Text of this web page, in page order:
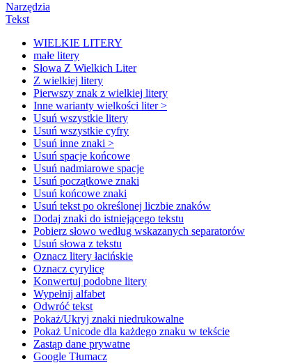
Narzędzia
Tekst
WIELKIE LITERY
małe litery
Słowa Z Wielkich Liter
Z wielkiej litery
Pierwszy znak z wielkiej litery
Inne warianty wielkości liter >
Usuń wszystkie litery
Usuń wszystkie cyfry
Usuń inne znaki >
Usuń spacje końcowe
Usuń nadmiarowe spacje
Usuń początkowe znaki
Usuń końcowe znaki
Usuń tekst po określonej liczbie znaków
Dodaj znaki do istniejącego tekstu
Pobierz słowo według wskazanych separatorów
Usuń słowa z tekstu
Oznacz litery łacińskie
Oznacz cyrylicę
Konwertuj podobne litery
Wypełnij alfabet
Odwróć tekst
Pokaż/Ukryj znaki niedrukowalne
Pokaż Unicode dla każdego znaku w tekście
Zastąp dane prywatne
Google Tłumacz